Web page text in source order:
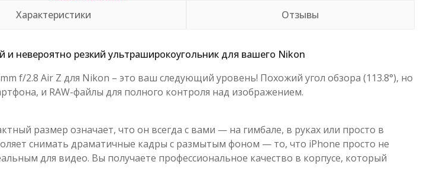
Характеристики Отзывы
невероятно резкий ультраширокоугольник для вашего Nikon
f/2.8 Air Z для Nikon – это ваш следующий уровень! Похожий угол обзора (113.8°), но
и RAW-файлы для полного контроля над изображением.
размер означает, что он всегда с вами — на гимбале, в руках или просто в
снимать драматичные кадры с размытым фоном — то, что iPhone просто не
для видео. Вы получаете профессиональное качество в корпусе, который